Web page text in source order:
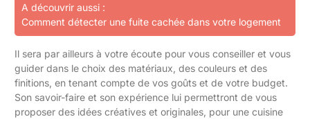
A découvrir aussi :
Comment détecter une fuite cachée dans votre logement
Il sera par ailleurs à votre écoute pour vous conseiller et vous
guider dans le choix des matériaux, des couleurs et des
finitions, en tenant compte de vos goûts et de votre budget.
Son savoir-faire et son expérience lui permettront de vous
proposer des idées créatives et originales, pour une cuisine